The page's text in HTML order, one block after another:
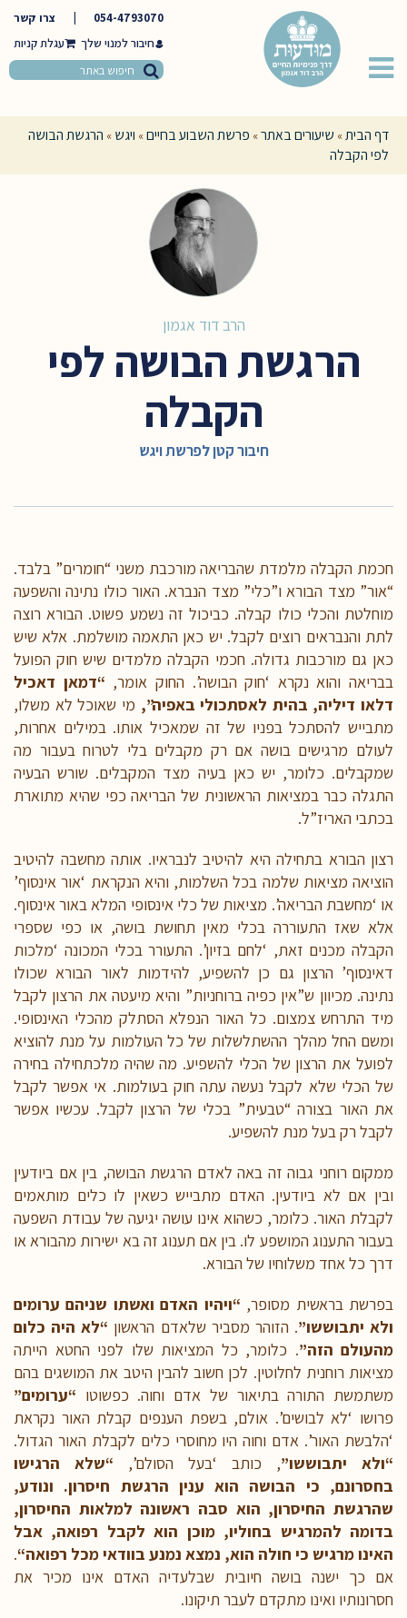
054-4793070
צרו קשר
חיבור למנוי שלך
דף הבית» שיעורים באתר» פרשת השבוע בחיים» ויגש » הרגשת הבושה
לפי הקבלה
הרב דוד אגמון
הרגשת הבושה לפי
הקבלה
חיבור קטן לפרשת ויגש
חכמת הקבלה מלמדת שהבריאה מורכבת משני “חומרים” בלבד.
“אור” מצד הבורא ו”כלי” מצד הנברא. האור כולו נתינה והשפעה
מוחלטת והכלי כולו קבלה. כביכול זה נשמע פשוט. הבורא רוצה
לתת והנבראים רוצים לקבל. יש כאן התאמה מושלמת. אלא שיש
כאן גם מורכבות גדולה. חכמי הקבלה מלמדים שיש חוק הפועל
בבריאה והוא נקרא ‘חוק הבושה’. החוק אומר, “דמאן דאכיל
דלאו דיליה, בהית לאסתכולי באפיה”, מי שאוכל לא משלו,
מתבייש להסתכל בפניו של זה שמאכיל אותו. במילים אחרות,
לעולם מרגישים בושה אם רק מקבלים בלי לטרוח בעבור מה
שמקבלים. כלומר, יש כאן בעיה מצד המקבלים. שורש הבעיה
התגלה כבר במציאות הראשונית של הבריאה כפי שהיא מתוארת
בכתבי האריז”ל.
רצון הבורא בתחילה היא להיטיב לנבראיו. אותה מחשבה להיטיב
הוציאה מציאות שלמה בכל השלמות, והיא הנקראת ‘אור אינסוף’
או ‘מחשבת הבריאה’. מציאות של כלי אינסופי המלא באור אינסוף.
אלא שאז התעוררה בכלי מאין תחושת בושה, או כפי שספרי
הקבלה מכנים זאת, ‘לחם בזיון’. התעורר בכלי המכונה ‘מלכות
דאינסוף’ הרצון גם כן להשפיע, להידמות לאור הבורא שכולו
נתינה. מכיוון ש”אין כפיה ברוחניות” והיא מיעטה את הרצון לקבל
מיד התרחש צמצום. כל האור הנפלא הסתלק מהכלי האינסופי.
ומשם החל מהלך ההשתלשלות של כל העולמות על מנת להוציא
לפועל את הרצון של הכלי להשפיע. מה שהיה מלכתחילה בחירה
של הכלי שלא לקבל נעשה עתה חוק בעולמות. אי אפשר לקבל
את האור בצורה “טבעית” בכלי של הרצון לקבל. עכשיו אפשר
לקבל רק בעל מנת להשפיע.
ממקום רוחני גבוה זה באה לאדם הרגשת הבושה, בין אם ביודעין
ובין אם לא ביודעין. האדם מתבייש כשאין לו כלים מותאמים
לקבלת האור. כלומר, כשהוא אינו עושה יגיעה של עבודת השפעה
בעבור התענוג המושפע לו. בין אם תענוג זה בא ישירות מהבורא או
דרך כל אחד משלוחיו של הבורא.
בפרשת בראשית מסופר, “ויהיו האדם ואשתו שניהם ערומים
ולא יתבוששו”. הזוהר מסביר שלאדם הראשון “לא היה כלום
מהעולם הזה”. כלומר, כל המציאות שלו לפני החטא הייתה
מציאות רוחנית לחלוטין. לכן חשוב להבין היטב את המושגים בהם
משתמשת התורה בתיאור של אדם וחוה. כפשוטו “ערומים”
פרושו ‘לא לבושים’. אולם, בשפת הענפים קבלת האור נקראת
‘הלבשת האור’. אדם וחוה היו מחוסרי כלים לקבלת האור הגדול.
“ולא יתבוששו”, כותב ‘בעל הסולם’, “שלא הרגישו
בחסרונם, כי הבושה הוא ענין הרגשת חיסרון. ונודע,
שהרגשת החיסרון, הוא סבה ראשונה למלאות החיסרון,
בדומה להמרגיש בחוליו, מוכן הוא לקבל רפואה, אבל
האינו מרגיש כי חולה הוא, נמצא נמנע בוודאי מכל רפואה“
.
אם כך ישנה בושה חיובית שבלעדיה האדם אינו מכיר את
חסרונותיו ואינו מתקדם לעבר תיקונו.